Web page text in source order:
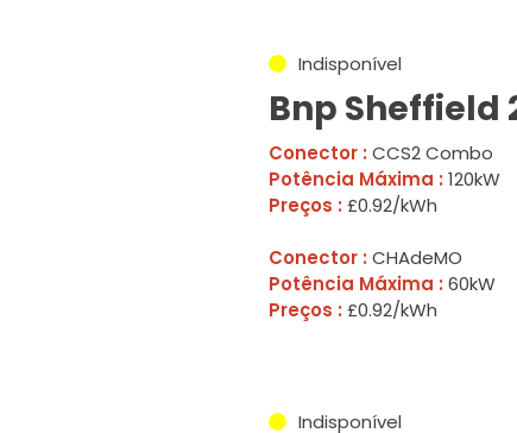
Indisponível
Bnp Sheffield
Conector : CCS2 Combo
Potência Máxima : 120kW
Preços : £0.92/kWh
Conector : CHAdeMO
Potência Máxima : 60kW
Preços : £0.92/kWh
Indisponível